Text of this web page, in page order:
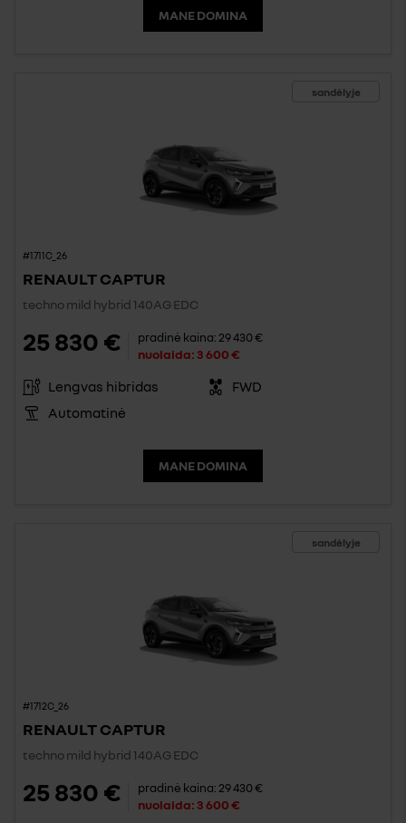
MANE DOMINA
sandėlyje
#1711C_26
RENAULT CAPTUR
techno mild hybrid 140AG EDC
25 830 € pradinė kaina: 29 430 €
nuolaida: 3 600 €
Lengvas hibridas
FWD
Automatinė
MANE DOMINA
sandėlyje
#1712C_26
RENAULT CAPTUR
techno mild hybrid 140AG EDC
25 830 € pradinė kaina: 29 430 €
nuolaida: 3 600 €